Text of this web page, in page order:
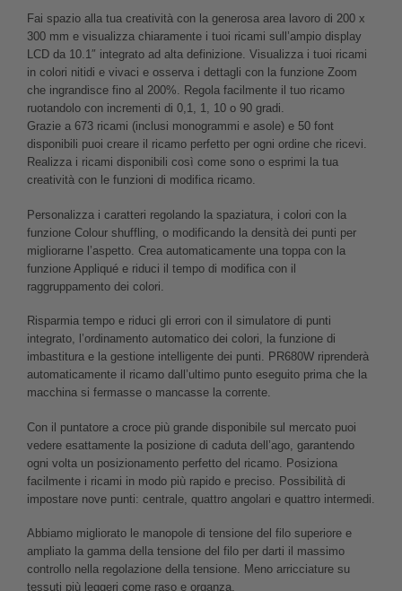
Fai spazio alla tua creatività con la generosa area lavoro di 200 x
300 mm e visualizza chiaramente i tuoi ricami sull’ampio display
LCD da 10.1″ integrato ad alta definizione. Visualizza i tuoi ricami
in colori nitidi e vivaci e osserva i dettagli con la funzione Zoom
che ingrandisce fino al 200%. Regola facilmente il tuo ricamo
ruotandolo con incrementi di 0,1, 1, 10 o 90 gradi.
Grazie a 673 ricami (inclusi monogrammi e asole) e 50 font
disponibili puoi creare il ricamo perfetto per ogni ordine che ricevi.
Realizza i ricami disponibili così come sono o esprimi la tua
creatività con le funzioni di modifica ricamo.
Personalizza i caratteri regolando la spaziatura, i colori con la
funzione Colour shuffling, o modificando la densità dei punti per
migliorarne l’aspetto. Crea automaticamente una toppa con la
funzione Appliqué e riduci il tempo di modifica con il
raggruppamento dei colori.
Risparmia tempo e riduci gli errori con il simulatore di punti
integrato, l’ordinamento automatico dei colori, la funzione di
imbastitura e la gestione intelligente dei punti. PR680W riprenderà
automaticamente il ricamo dall’ultimo punto eseguito prima che la
macchina si fermasse o mancasse la corrente.
Con il puntatore a croce più grande disponibile sul mercato puoi
vedere esattamente la posizione di caduta dell’ago, garantendo
ogni volta un posizionamento perfetto del ricamo. Posiziona
facilmente i ricami in modo più rapido e preciso. Possibilità di
impostare nove punti: centrale, quattro angolari e quattro intermedi.
Abbiamo migliorato le manopole di tensione del filo superiore e
ampliato la gamma della tensione del filo per darti il massimo
controllo nella regolazione della tensione. Meno arricciature su
tessuti più leggeri come raso e organza.